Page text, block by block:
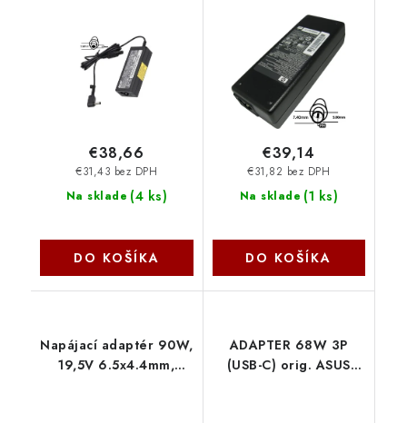
77011170 SIL
Na sklade (4 ks)
€31,43 bez DPH
€38,66
DO KOŠÍKA
Na sklade (1 ks)
€31,82 bez DPH
€39,14
DO KOŠÍKA
Napájací adaptér 90W,
19,5V 6.5x4.4mm,
ADAPTER 68W 3P
(USB-C) orig. ASUS